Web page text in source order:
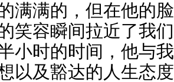
满满的，但在他的
笑容瞬间拉近了我
小时的时间，他与
以及豁达的人生态